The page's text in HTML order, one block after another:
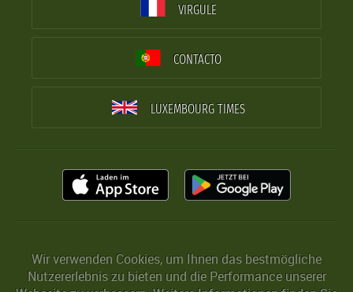
VIRGULE
CONTACTO
LUXEMBOURG TIMES
Wir verwenden Cookies, um Ihnen das bestmögliche
Nutzererlebnis zu bieten und die Performance unserer